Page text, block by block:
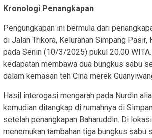
Kronologi Penangkapan
Pengungkapan ini bermula dari
di Jalan Trikora, Kelurahan Simpang Pasir,
pada Senin (10/3/2025) pukul 20.00
kedapatan membawa dua bungkus sabu
dalam kemasan teh Cina merek
Hasil interogasi mengarah pada Nurdin
kemudian ditangkap di rumahnya di
setelah penangkapan Baharuddin. Di
menemukan tambahan tiga bungkus sabu